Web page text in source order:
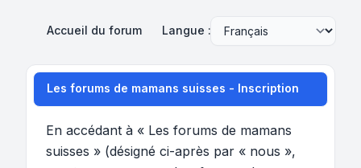
Accueil du forum Langue :
Les forums de mamans suisses - Inscription
En accédant à « Les forums de mamans
suisses » (désigné ci-après par « nous »,